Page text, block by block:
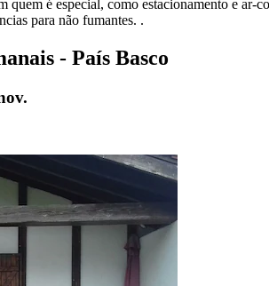
é especial, como estacionamento e
para não fumantes. .
- País Basco